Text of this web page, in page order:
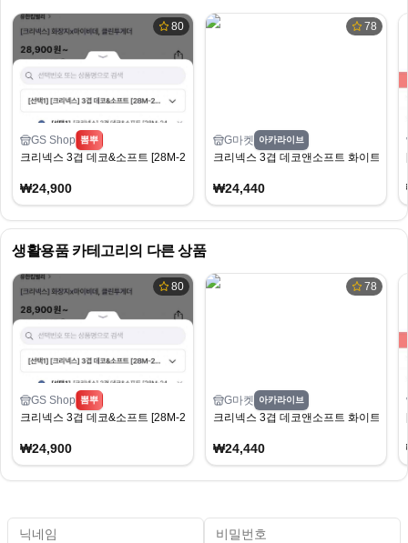
80
GS Shop 뽐뿌
크리넥스 3겹 데코&소프트 [28M-24롤]X2팩 경유(24,900원/무배)
₩24,900
78
G마켓 아카라이브
크리넥스 3겹 데코앤소프트 화이트
₩24,440
생활용품카테고리의 다른 상품
80
GS Shop 뽐뿌
크리넥스 3겹 데코&소프트 [28M-24롤]X2팩 경유(24,900원/무배)
₩24,900
78
G마켓 아카라이브
크리넥스 3겹 데코앤소프트 화이트
₩24,440